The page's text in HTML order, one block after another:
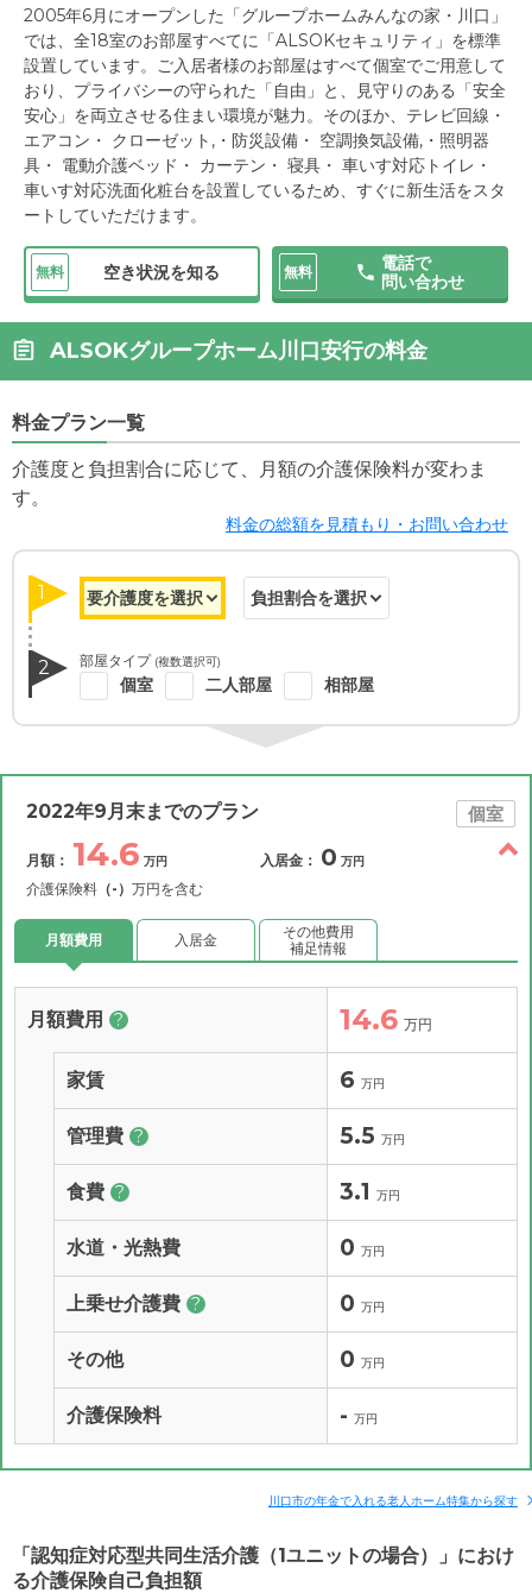
2005年6月にオープンした「グループホームみんなの家・川口」
では、全18室のお部屋すべてに「ALSOKセキュリティ」を標準
設置しています。ご入居者様のお部屋はすべて個室でご用意して
おり、プライバシーの守られた「自由」と、見守りのある「安全
安心」を両立させる住まい環境が魅力。そのほか、テレビ回線・
エアコン・ クローゼット,・防災設備・ 空調換気設備,・照明器
具・ 電動介護ベッド・ カーテン・ 寝具・ 車いす対応トイレ・
車いす対応洗面化粧台を設置しているため、すぐに新生活をスタ
ートしていただけます。
無料 空き状況を知る 無料
電話で
問い合わせ
ALSOKグループホーム川口安行の料金
料金プラン一覧
介護度と負担割合に応じて、月額の介護保険料が変わま
す。
料金の総額を見積もり・お問い合わせ
1
2 部屋タイプ (複数選択可)
個室 二人部屋 相部屋
2022年9月末までのプラン 個室
月額： 14.6 万円
介護保険料 （-） 万円を含む
入居金： 0 万円
月額費用 入居金
その他費用
補足情報
月額費用 ? 14.6 万円
家賃 6 万円
管理費 ? 5.5 万円
食費 ? 3.1 万円
水道・光熱費 0 万円
上乗せ介護費 ? 0 万円
その他 0 万円
介護保険料 - 万円
川口市の年金で入れる老人ホーム特集から探す
「認知症対応型共同生活介護（1ユニットの場合）」におけ
る介護保険自己負担額